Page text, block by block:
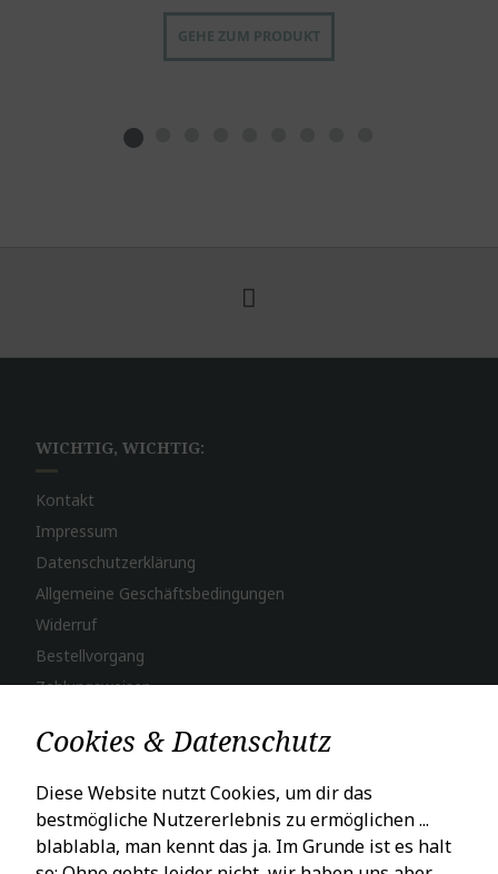
GEHE ZUM PRODUKT
WICHTIG, WICHTIG:
Kontakt
Impressum
Datenschutzerklärung
Allgemeine Geschäftsbedingungen
Widerruf
Bestellvorgang
Zahlungsweisen
LADENÖFFNUNGSZEITEN
Mo – Fr: 10 – 18 Uhr
Sa: 10 – 16 Uhr
Cookies & Datenschutz
Diese Website nutzt Cookies, um dir das
bestmögliche Nutzererlebnis zu ermöglichen ...
blablabla, man kennt das ja. Im Grunde ist es halt